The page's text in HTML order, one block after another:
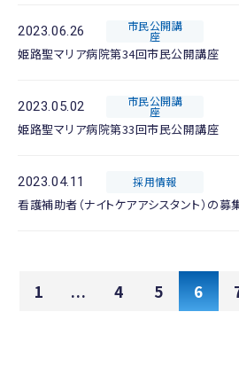
2023.06.26 市民公開講
座
姫路聖マリア病院第34回市民公開講座
2023.05.02 市民公開講
座
姫路聖マリア病院第33回市民公開講座
2023.04.11 採用情報
看護補助者（ナイトケアアシスタント）の募
1 ... 4 5 6